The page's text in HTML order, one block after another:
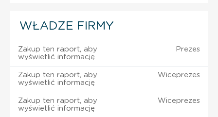
WŁADZE FIRMY
Zakup ten raport, aby
wyświetlić informację
Prezes
Zakup ten raport, aby
wyświetlić informację
Wiceprezes
Zakup ten raport, aby
wyświetlić informację
Wiceprezes